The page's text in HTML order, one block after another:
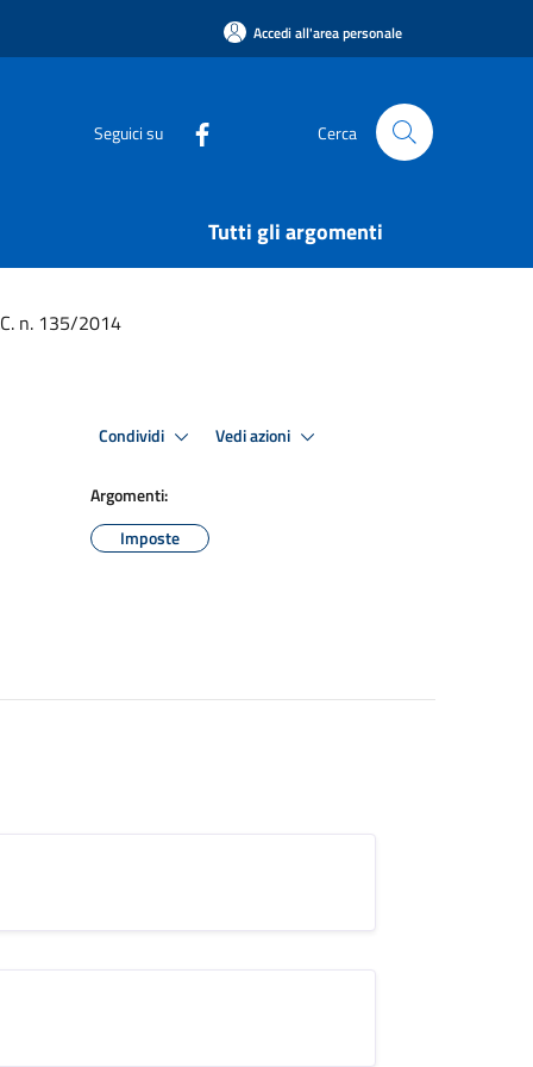
Accedi all'area personale
Seguici su Cerca
Tutti gli argomenti
n. 135/2014
Condividi Vedi azioni
Argomenti:
Imposte